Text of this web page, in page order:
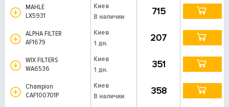
MAHLE
LX5931
Киев
В наличии
715
ALPHA FILTER
AF1679
Киев
1 дн.
207
WIX FILTERS
WA6536
Киев
1 дн.
351
Champion
CAF100701P
Киев
В наличии
358